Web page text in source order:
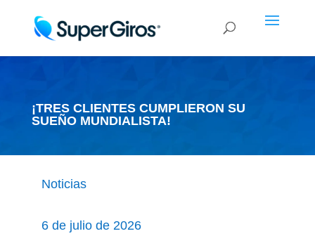
¡TRES CLIENTES CUMPLIERON SU
SUEÑO MUNDIALISTA!
Noticias
6 de julio de 2026